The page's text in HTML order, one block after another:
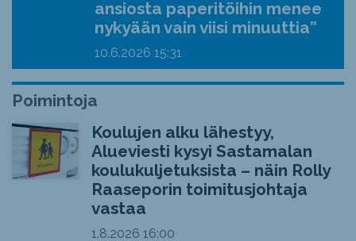
ansiosta paperitöihin menee
nykyään vain viisi minuuttia”
10.6.2026 15:31
Poimintoja
Koulujen alku lähestyy,
Alueviesti kysyi Sastamalan
koulukuljetuksista – näin Rolly
Raaseporin toimitusjohtaja
vastaa
1.8.2026 16:00